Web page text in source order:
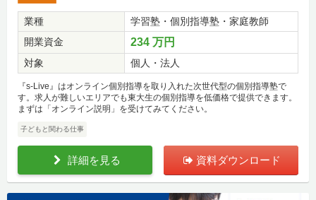
業種
学習塾・個別指導塾・家庭教師
開業資金
234 万円
対象 個人・法人
『s-Live』はオンライン個別指導を取り入れた次世代型の個別指導塾で
す。求人が難しいエリアでも東大生の個別指導を低価格で提供できます。
まずは「オンライン説明」を受けてみてください。
子どもと関わる仕事
詳細を見る 資料ダウンロード